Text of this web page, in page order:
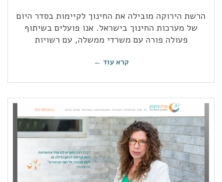
הרשת הירוקה מובילה את החינוך לקיימות בסדר היום
של מערכות החינוך בישראל. אנו פועלים בשיתוף
פעולה פורה עם משרדי ממשלה, עם רשויות
קרא עוד ←